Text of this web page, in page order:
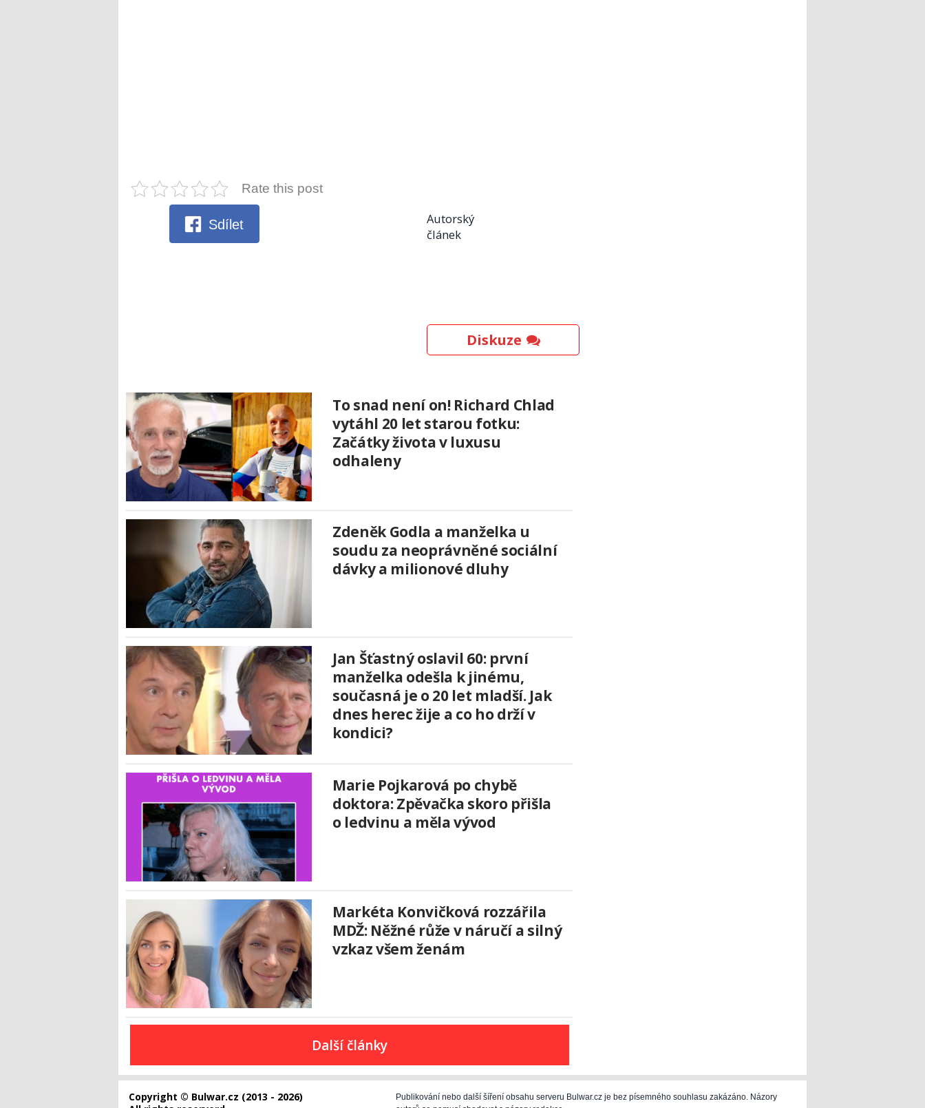
Rate this post
Sdílet
Autorský
článek
Diskuze
To snad není on! Richard Chlad
vytáhl 20 let starou fotku:
Začátky života v luxusu
odhaleny
Zdeněk Godla a manželka u
soudu za neoprávněné sociální
dávky a milionové dluhy
Jan Šťastný oslavil 60: první
manželka odešla k jinému,
současná je o 20 let mladší. Jak
dnes herec žije a co ho drží v
kondici?
Marie Pojkarová po chybě
doktora: Zpěvačka skoro přišla
o ledvinu a měla vývod
Markéta Konvičková rozzářila
MDŽ: Něžné růže v náručí a silný
vzkaz všem ženám
Další články
Copyright © Bulwar.cz (2013 - 2026)
Publikování nebo další šíření obsahu serveru Bulwar.cz je bez písemného souhlasu zakázáno. Názory